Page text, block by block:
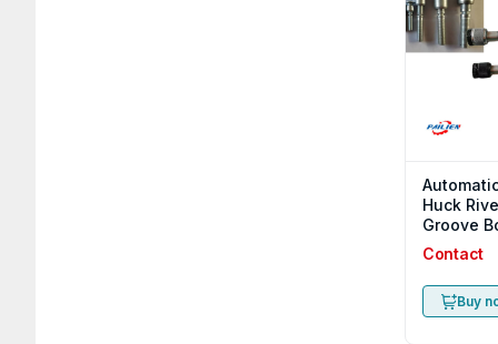
Huck
Groove
Machine
Contact
Buy